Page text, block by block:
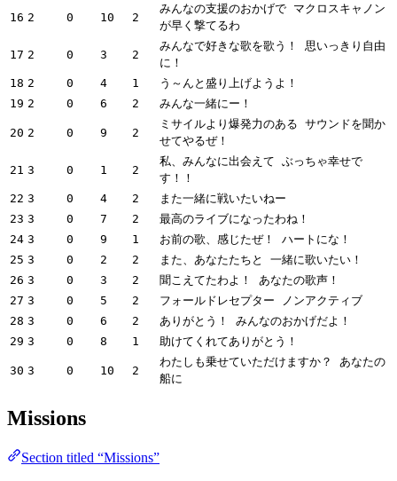
16 2 0 10 2
みんなの支援のおかげで マクロスキャノン
が早く撃てるわ
17 2 0 3 2
みんなで好きな歌を歌う！ 思いっきり自由
に！
18 2 0 4 1
う～んと盛り上げようよ！
19 2 0 6 2 みんな一緒にー！
20 2 0 9 2
ミサイルより爆発力のある サウンドを聞か
せてやるぜ！
21 3 0 1 2
私、みんなに出会えて ぶっちゃ幸せで
す！！
22 3 0 4 2
また一緒に戦いたいねー
23 3 0 7 2
最高のライブになったわね！
24 3 0 9 1
お前の歌、感じたぜ！ ハートにな！
25 3 0 2 2
また、あなたたちと 一緒に歌いたい！
26 3 0 3 2
聞こえてたわよ！ あなたの歌声！
27 3 0 5 2
フォールドレセプター ノンアクティブ
28 3 0 6 2
ありがとう！ みんなのおかげだよ！
29 3 0 8 1 助けてくれてありがとう！
30 3 0 10 2
わたしも乗せていただけますか？ あなたの
船に
Missions
Section titled “Missions”